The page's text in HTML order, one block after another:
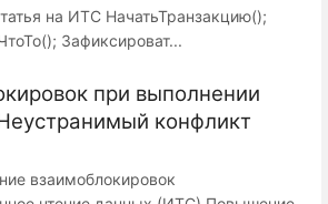
на ИТС НачатьТранзакцию();
Зафиксироват...
при выполнении
конфликт
взаимоблокировок